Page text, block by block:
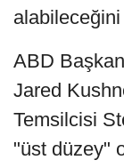
ABD
Jared
Temsilcisi
"üst düzey"